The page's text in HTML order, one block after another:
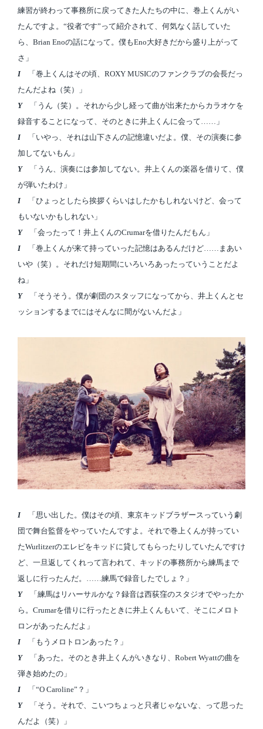
練習が終わって事務所に戻ってきた人たちの中に、巻上くんがい
たんですよ。“役者です”って紹介されて、何気なく話していた
ら、Brian Enoの話になって。僕もEno大好きだから盛り上がって
さ」
I「巻上くんはその頃、ROXY MUSICのファンクラブの会長だっ
たんだよね（笑）」
Y「うん（笑）。それから少し経って曲が出来たからカラオケを
録音することになって、そのときに井上くんに会って……」
I「いやっ、それは山下さんの記憶違いだよ。僕、その演奏に参
加してないもん」
Y「うん、演奏には参加してない。井上くんの楽器を借りて、僕
が弾いたわけ」
I「ひょっとしたら挨拶くらいはしたかもしれないけど、会って
もいないかもしれない」
Y「会ったって！井上くんのCrumarを借りたんだもん」
I「巻上くんが来て持っていった記憶はあるんだけど……まあい
いや（笑）。それだけ短期間にいろいろあったっていうことだよ
ね」
Y「そうそう。僕が劇団のスタッフになってから、井上くんとセ
ッションするまでにはそんなに間がないんだよ」
I「思い出した。僕はその頃、東京キッドブラザースっていう劇
団で舞台監督をやっていたんですよ。それで巻上くんが持ってい
たWurlitzerのエレピをキッドに貸してもらったりしていたんですけ
ど、一旦返してくれって言われて、キッドの事務所から練馬まで
返しに行ったんだ。……練馬で録音したでしょ？」
Y「練馬はリハーサルかな？録音は西荻窪のスタジオでやったか
ら。Crumarを借りに行ったときに井上くんもいて、そこにメロト
ロンがあったんだよ」
I「もうメロトロンあった？」
Y「あった。そのとき井上くんがいきなり、Robert Wyattの曲を
弾き始めたの」
I「“O Caroline”？」
Y「そう。それで、こいつちょっと只者じゃないな、って思った
んだよ（笑）」